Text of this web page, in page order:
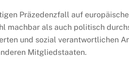
Präzedenzfall auf
machbar als auch politisch
und sozial verantwortlichen
Mitgliedstaaten.